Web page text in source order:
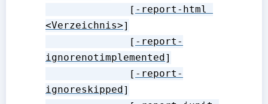
              [
-report-html
<Verzeichnis>]
              [
-report-
ignorenotimplemented ]
              [
-report-
ignoreskipped ]